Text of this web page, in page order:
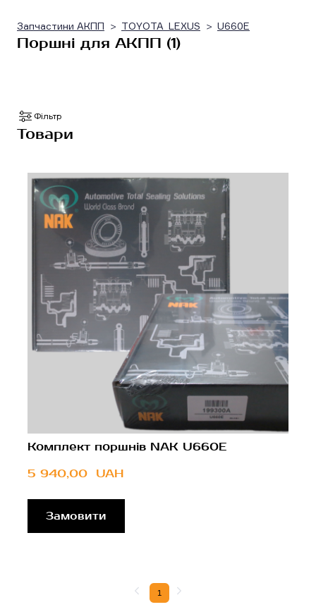
Запчастини АКПП TOYOTA_LEXUS U660E
Поршні для АКПП (1)
Фільтр
Товари
Комплект поршнів NAK U660E
5 940,00  UAH
Замовити
1